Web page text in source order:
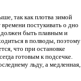
так как плотва зимой
постукивать о дно
быть плавным и
в полводы, поэтому
что при остановке
готовым к подсечке.
льду, а медленная,